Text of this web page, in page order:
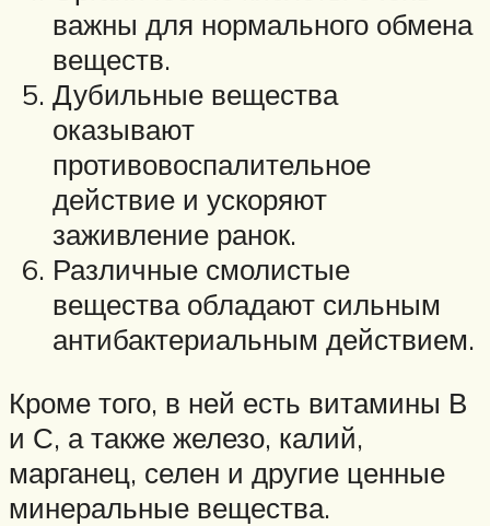
важны для нормального обмена
веществ.
Дубильные вещества
оказывают
противовоспалительное
действие и ускоряют
заживление ранок.
Различные смолистые
вещества обладают сильным
антибактериальным действием.
Кроме того, в ней есть витамины В
и С, а также железо, калий,
марганец, селен и другие ценные
минеральные вещества.